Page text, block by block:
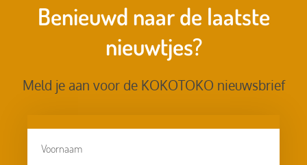
Benieuwd naar de laatste
nieuwtjes?
Meld je aan voor de KOKOTOKO nieuwsbrief